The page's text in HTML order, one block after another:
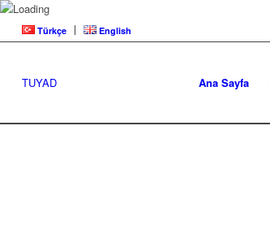
Türkçe English
TUYAD Ana Sayfa